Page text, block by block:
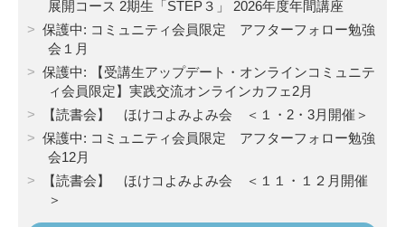
展開コース 2期生「STEP３」 2026年度年間講座
保護中: コミュニティ会員限定 アフターフォロー勉強
会１月
保護中: 【受講生アップデート・オンラインコミュニテ
ィ会員限定】実践交流オンラインカフェ2月
【読書会】 ほけコよみよみ会 ＜１・2・3月開催＞
保護中: コミュニティ会員限定 アフターフォロー勉強
会12月
【読書会】 ほけコよみよみ会 ＜１１・１２月開催
＞